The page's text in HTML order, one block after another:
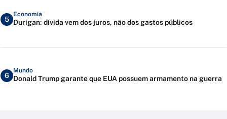
5
Economia
Durigan: dívida vem dos juros, não dos gastos públicos
6
Mundo
Donald Trump garante que EUA possuem armamento na guerra